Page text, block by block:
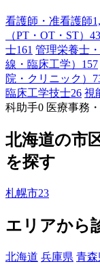
看護師・准看護師
（PT・OT・ST）
士161 管理栄養士
線・臨床工学） 157
院・クリニック）
臨床工学技士26 視
科助手0 医療事務
北海道の市
を探す
札幌市23
エリアから
北海道 兵庫県 青森